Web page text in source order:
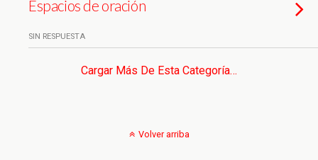
Espacios de oración
SIN RESPUESTA
Cargar Más De Esta Categoría…
Volver arriba